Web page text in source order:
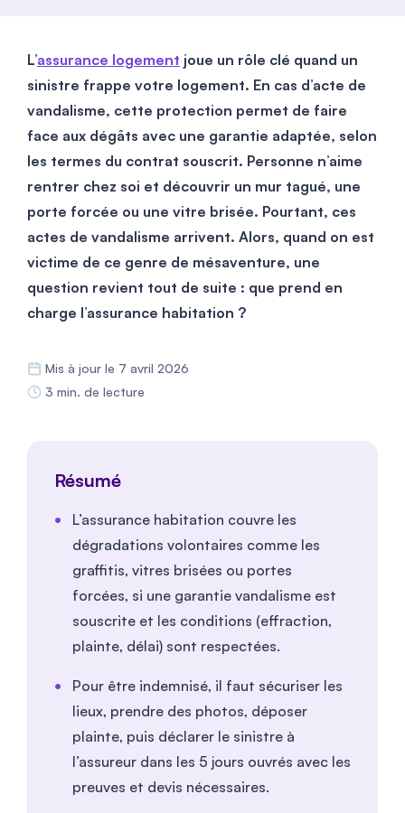
L’assurance logement joue un rôle clé quand un
sinistre frappe votre logement. En cas d’acte de
vandalisme, cette protection permet de faire
face aux dégâts avec une garantie adaptée, selon
les termes du contrat souscrit. Personne n’aime
rentrer chez soi et découvrir un mur tagué, une
porte forcée ou une vitre brisée. Pourtant, ces
actes de vandalisme arrivent. Alors, quand on est
victime de ce genre de mésaventure, une
question revient tout de suite : que prend en
charge l’assurance habitation ?
Mis à jour le 7 avril 2026
3 min. de lecture
Résumé
L’assurance habitation couvre les
dégradations volontaires comme les
graffitis, vitres brisées ou portes
forcées, si une garantie vandalisme est
souscrite et les conditions (effraction,
plainte, délai) sont respectées.
Pour être indemnisé, il faut sécuriser les
lieux, prendre des photos, déposer
plainte, puis déclarer le sinistre à
l’assureur dans les 5 jours ouvrés avec les
preuves et devis nécessaires.